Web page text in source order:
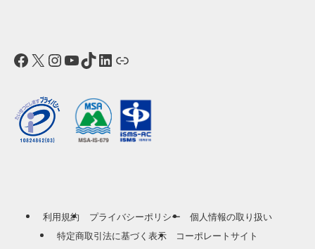
Facebook
X Instagram
YouTube
TikTok
LinkedIn
リンク
利用規約 プライバシーポリシー
個人情報の取り扱い
特定商取引法に基づく表示
コーポレートサイト